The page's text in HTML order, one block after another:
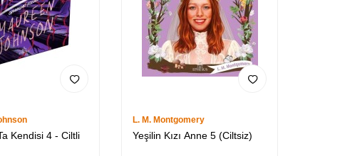
Kendisi 4 - Ciltli
L. M. Montgomery
Yeşilin Kızı Anne 5 (Ciltsiz)